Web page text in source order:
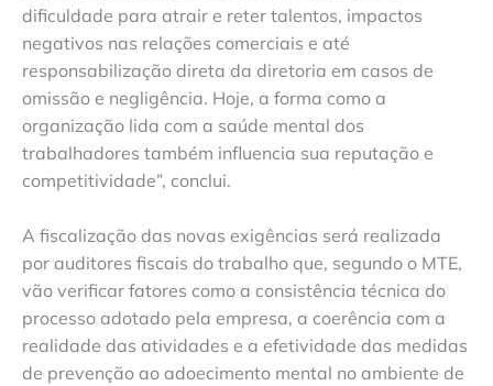
dificuldade para atrair e reter talentos, impactos
negativos nas relações comerciais e até
responsabilização direta da diretoria em casos de
omissão e negligência. Hoje, a forma como a
organização lida com a saúde mental dos
trabalhadores também influencia sua reputação e
competitividade”, conclui.
A fiscalização das novas exigências será realizada
por auditores fiscais do trabalho que, segundo o MTE,
vão verificar fatores como a consistência técnica do
processo adotado pela empresa, a coerência com a
realidade das atividades e a efetividade das medidas
de prevenção ao adoecimento mental no ambiente de